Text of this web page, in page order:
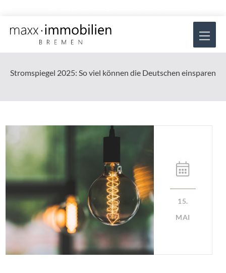
springen
Stromspiegel 2025: So viel können die Deutschen einsparen
15.
MAI